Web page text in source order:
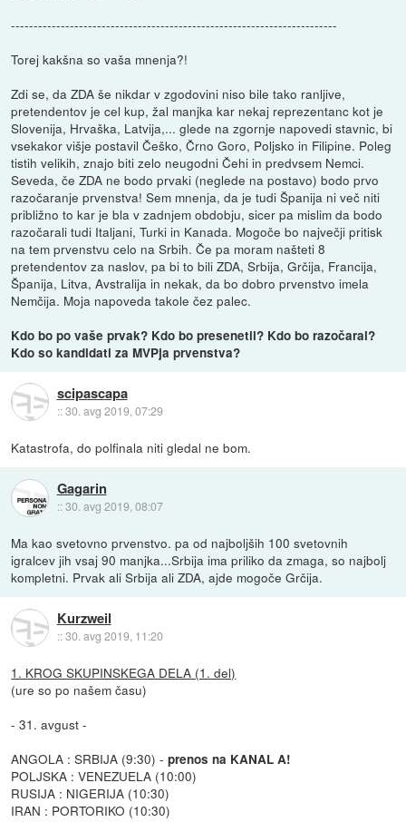
------------------------------------------------------------------------
Torej kakšna so vaša mnenja?!
Zdi se, da ZDA še nikdar v zgodovini niso bile tako ranljive,
pretendentov je cel kup, žal manjka kar nekaj reprezentanc kot je
Slovenija, Hrvaška, Latvija,... glede na zgornje napovedi stavnic, bi
vsekakor višje postavil Češko, Črno Goro, Poljsko in Filipine. Poleg
tistih velikih, znajo biti zelo neugodni Čehi in predvsem Nemci.
Seveda, če ZDA ne bodo prvaki (neglede na postavo) bodo prvo
razočaranje prvenstva! Sem mnenja, da je tudi Španija ni več niti
približno to kar je bla v zadnjem obdobju, sicer pa mislim da bodo
razočarali tudi Italjani, Turki in Kanada. Mogoče bo največji pritisk
na tem prvenstvu celo na Srbih. Če pa moram našteti 8
pretendentov za naslov, pa bi to bili ZDA, Srbija, Grčija, Francija,
Španija, Litva, Avstralija in nekak, da bo dobro prvenstvo imela
Nemčija. Moja napoveda takole čez palec.
Kdo bo po vaše prvak? Kdo bo presenetil? Kdo bo razočaral?
Kdo so kandidati za MVPja prvenstva?
scipascapa
::30. avg 2019, 07:29
Katastrofa, do polfinala niti gledal ne bom.
Gagarin
::30. avg 2019, 08:07
Ma kao svetovno prvenstvo. pa od najboljših 100 svetovnih
igralcev jih vsaj 90 manjka...Srbija ima priliko da zmaga, so najbolj
kompletni. Prvak ali Srbija ali ZDA, ajde mogoče Grčija.
Kurzweil
::30. avg 2019, 11:20
1. KROG SKUPINSKEGA DELA (1. del)
(ure so po našem času)
- 31. avgust -
ANGOLA : SRBIJA (9:30) -prenos na KANAL A!
POLJSKA : VENEZUELA (10:00)
RUSIJA : NIGERIJA (10:30)
IRAN : PORTORIKO (10:30)